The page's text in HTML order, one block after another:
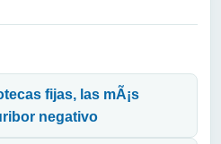
fijas, las mÃ¡s
negativo